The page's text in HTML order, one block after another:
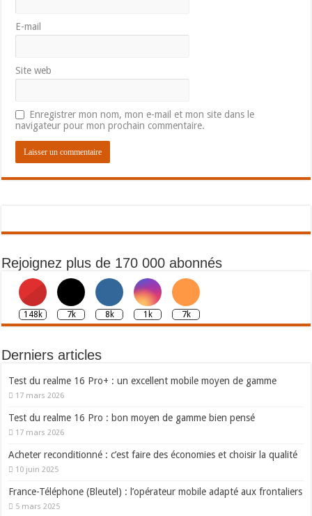
E-mail
Site web
Enregistrer mon nom, mon e-mail et mon site dans le
navigateur pour mon prochain commentaire.
Rejoignez plus de 170 000 abonnés
148k 7k 8k 1k 7k
Derniers articles
Test du realme 16 Pro+ : un excellent mobile moyen de gamme
17 mars 2026
Test du realme 16 Pro : bon moyen de gamme bien pensé
17 mars 2026
Acheter reconditionné : c’est faire des économies et choisir la qualité
10 juin 2025
France-Téléphone (Bleutel) : l’opérateur mobile adapté aux frontaliers
5 mars 2025